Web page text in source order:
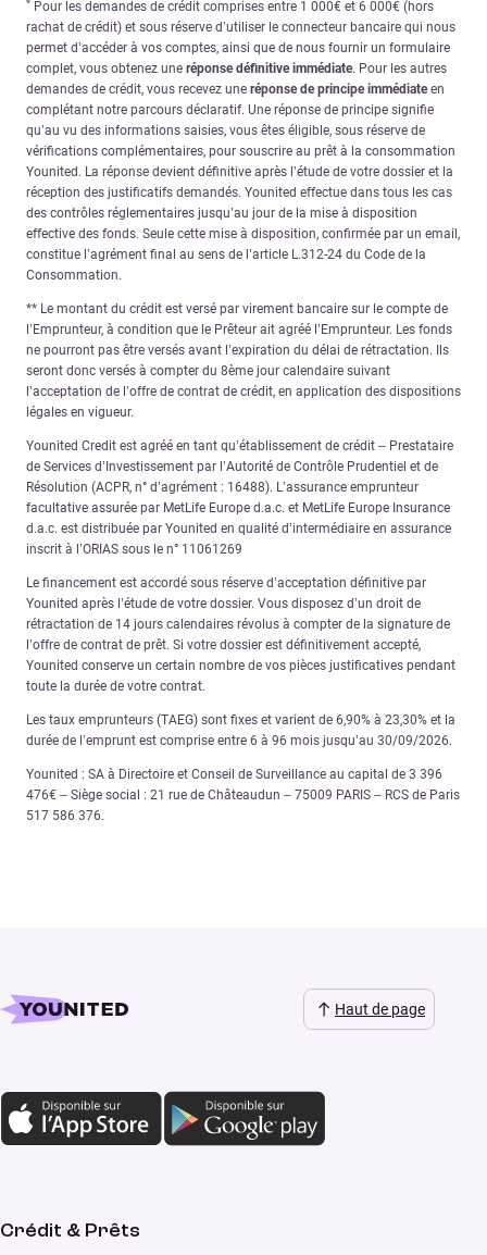
* Pour les demandes de crédit comprises entre 1 000€ et 6 000€ (hors
rachat de crédit) et sous réserve d’utiliser le connecteur bancaire qui nous
permet d’accéder à vos comptes, ainsi que de nous fournir un formulaire
complet, vous obtenez une réponse définitive immédiate. Pour les autres
demandes de crédit, vous recevez une réponse de principe immédiateen
complétant notre parcours déclaratif. Une réponse de principe signifie
qu’au vu des informations saisies, vous êtes éligible, sous réserve de
vérifications complémentaires, pour souscrire au prêt à la consommation
Younited. La réponse devient définitive après l’étude de votre dossier et la
réception des justificatifs demandés. Younited effectue dans tous les cas
des contrôles réglementaires jusqu’au jour de la mise à disposition
effective des fonds. Seule cette mise à disposition, confirmée par un email,
constitue l’agrément final au sens de l’article L.312-24 du Code de la
Consommation.
** Le montant du crédit est versé par virement bancaire sur le compte de
l’Emprunteur, à condition que le Prêteur ait agréé l’Emprunteur. Les fonds
ne pourront pas être versés avant l’expiration du délai de rétractation. Ils
seront donc versés à compter du 8ème jour calendaire suivant
l’acceptation de l’offre de contrat de crédit, en application des dispositions
légales en vigueur.
Younited Credit est agréé en tant qu’établissement de crédit – Prestataire
de Services d’Investissement par l’Autorité de Contrôle Prudentiel et de
Résolution (ACPR, n° d’agrément : 16488). L’assurance emprunteur
facultative assurée par MetLife Europe d.a.c. et MetLife Europe Insurance
d.a.c. est distribuée par Younited en qualité d’intermédiaire en assurance
inscrit à l’ORIAS sous le n° 11061269
Le financement est accordé sous réserve d’acceptation définitive par
Younited après l’étude de votre dossier. Vous disposez d’un droit de
rétractation de 14 jours calendaires révolus à compter de la signature de
l’offre de contrat de prêt. Si votre dossier est définitivement accepté,
Younited conserve un certain nombre de vos pièces justificatives pendant
toute la durée de votre contrat.
Les taux emprunteurs (TAEG) sont fixes et varient de 6,90% à 23,30% et la
durée de l’emprunt est comprise entre 6 à 96 mois jusqu’au 30/09/2026.
Younited : SA à Directoire et Conseil de Surveillance au capital de 3 396
476€ – Siège social : 21 rue de Châteaudun – 75009 PARIS – RCS de Paris
517 586 376.
Haut de page
Crédit & Prêts